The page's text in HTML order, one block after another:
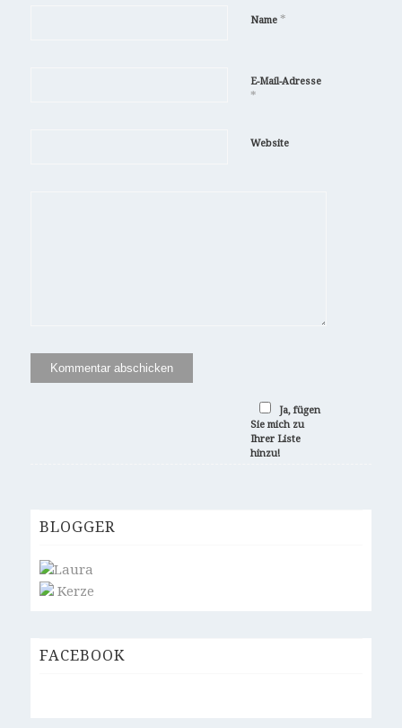
Name *
E-Mail-Adresse
*
Website
Ja, fügen
Sie mich zu
Ihrer Liste
hinzu!
BLOGGER
Laura
Kerze
FACEBOOK